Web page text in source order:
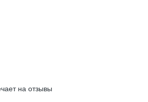
на отзывы